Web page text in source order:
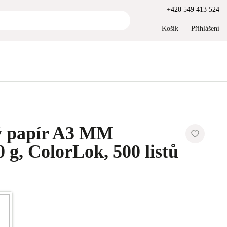
+420 549 413 524
Košík Přihlášení
papír A3 MM
g, ColorLok, 500 listů